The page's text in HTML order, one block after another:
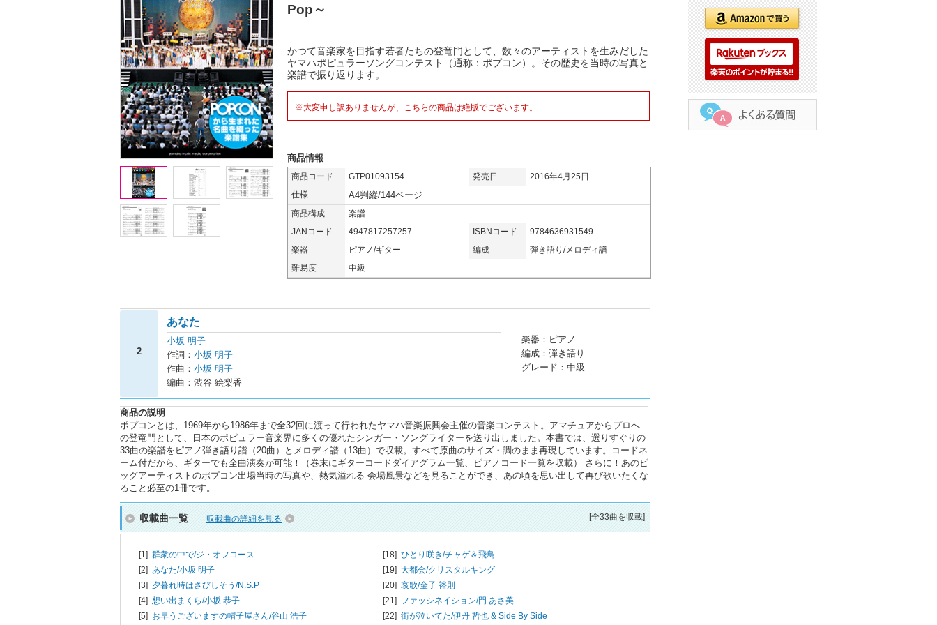
Pop～
かつて音楽家を目指す若者たちの登竜門として、数々のアーティストを生みだした
ヤマハポピュラーソングコンテスト（通称：ポプコン）。その歴史を当時の写真と
楽譜で振り返ります。
※大変申し訳ありませんが、こちらの商品は絶版でございます。
商品情報
商品コード GTP01093154 発売日
2016年4月25日
仕様
A4判縦/144ページ
商品構成
楽譜
JANコード
4947817257257 ISBNコード
9784636931549
楽器
ピアノ/ギター 編成
弾き語り/メロディ譜
難易度
中級
2
あなた
小坂 明子
作詞： 小坂 明子
作曲： 小坂 明子
編曲：渋谷 絵梨香
楽器：ピアノ
編成：弾き語り
グレード：中級
商品の説明
ポプコンとは、1969年から1986年まで全32回に渡って行われたヤマハ音楽振興会主催の音楽コンテスト。アマチュアからプロへ
の登竜門として、日本のポピュラー音楽界に多くの優れたシンガー・ソングライターを送り出しました。本書では、選りすぐりの
33曲の楽譜をピアノ弾き語り譜（20曲）とメロディ譜（13曲）で収載。すべて原曲のサイズ・調のまま再現しています。コードネ
ーム付だから、ギターでも全曲演奏が可能！（巻末にギターコードダイアグラム一覧、ピアノコード一覧を収載） さらに！あのビ
ッグアーティストのポプコン出場当時の写真や、熱気溢れる 会場風景などを見ることができ、あの頃を思い出して再び歌いたくな
ること必至の1冊です。
収載曲一覧 収載曲の詳細を見る [全33曲を収載]
[1] 群衆の中で/ジ・オフコース
[2] あなた/小坂 明子
[3] 夕暮れ時はさびしそう/N.S.P
[4] 想い出まくら/小坂 恭子
[5] お早うございますの帽子屋さん/谷山 浩子
[18] ひとり咲き/チャゲ＆飛鳥
[19] 大都会/クリスタルキング
[20] 哀歌/金子 裕則
[21] ファッシネイション/門 あさ美
[22] 街が泣いてた/伊丹 哲也 & Side By Side